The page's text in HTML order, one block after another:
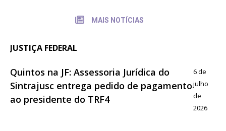
MAIS NOTÍCIAS
JUSTIÇA FEDERAL
Quintos na JF: Assessoria Jurídica do
Sintrajusc entrega pedido de pagamento
ao presidente do TRF4
6 de
julho
de
2026